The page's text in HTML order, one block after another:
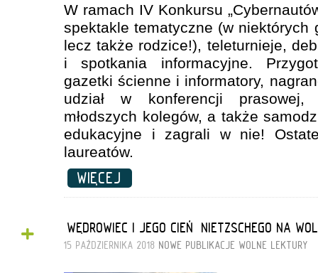
W ramach IV Konkursu
spektakle tematyczne (w niektórych
lecz także rodzice!), teleturnieje,
i spotkania informacyjne.
gazetki ścienne i informatory,
udział w konferencji
młodszych kolegów, a także
edukacyjne i zagrali w nie!
laureatów.
WIĘCEJ
+ „WĘDROWIEC I JEGO CIEŃ” NIETZSCHEGO NA
15 PAŹDZIERNIKA 2018 NOWE PUBLIKACJE WOLNE LEKTURY